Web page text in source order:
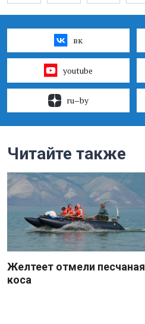
вк
youtube
ru–by
Читайте также
Желтеет отмели песчаная
коса